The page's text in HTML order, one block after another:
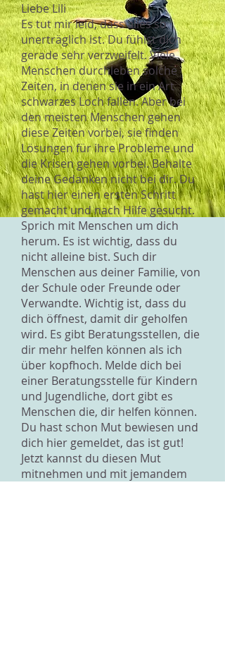
Liebe Lili
Es tut mir leid, dass alles so
unerträglich ist. Du fühlst dich
gerade sehr verzweifelt. Viele
Menschen durchleben solche
Zeiten, in denen sie in ein Art
schwarzes Loch fallen. Aber bei
den meisten Menschen gehen
diese Zeiten vorbei, sie finden
Lösungen für ihre Probleme und
die Krisen gehen vorbei. Behalte
deine Gedanken nicht bei dir. Du
hast hier einen ersten Schritt
gemacht und nach Hilfe gesucht.
Sprich mit Menschen um dich
herum. Es ist wichtig, dass du
nicht alleine bist. Such dir
Menschen aus deiner Familie, von
der Schule oder Freunde oder
Verwandte. Wichtig ist, dass du
dich öffnest, damit dir geholfen
wird. Es gibt Beratungsstellen, die
dir mehr helfen können als ich
über kopfhoch. Melde dich bei
einer Beratungsstelle für Kindern
und Jugendliche, dort gibt es
Menschen die, dir helfen können.
Du hast schon Mut bewiesen und
dich hier gemeldet, das ist gut!
Jetzt kannst du diesen Mut
mitnehmen und mit jemandem